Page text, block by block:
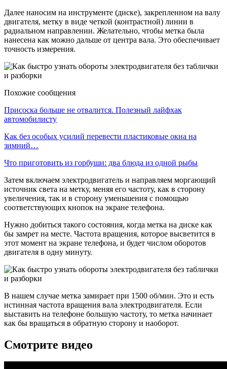
Далее наносим на инструменте (диске), закрепленном на валу
двигателя, метку в виде четкой (контрастной) линии в
радиальном направлении. Желательно, чтобы метка была
нанесена как можно дальше от центра вала. Это обеспечивает
точность измерения.
Похожие сообщения
Присоска больше не отвалится. Полезный лайфхак
автомобилисту
Как без особых усилий перевести пластиковые окна на
зимний…
Что приготовить из горбуши: два блюда из одной рыбы
Затем включаем электродвигатель и направляем моргающий
источник света на метку, меняя его частоту, как в сторону
увеличения, так и в сторону уменьшения с помощью
соответствующих кнопок на экране телефона.
Нужно добиться такого состояния, когда метка на диске как
бы замрет на месте. Частота вращения, которое высветится в
этот момент на экране телефона, и будет числом оборотов
двигателя в одну минуту.
В нашем случае метка замирает при 1500 об/мин. Это и есть
истинная частота вращения вала электродвигателя. Если
выставить на телефоне большую частоту, то метка начинает
как бы вращаться в обратную сторону и наоборот.
Смотрите видео